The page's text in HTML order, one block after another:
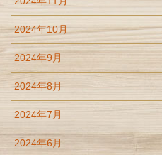
2024年10月
2024年9月
2024年8月
2024年7月
2024年6月